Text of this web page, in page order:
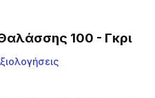
100 - Γκρι
reviews